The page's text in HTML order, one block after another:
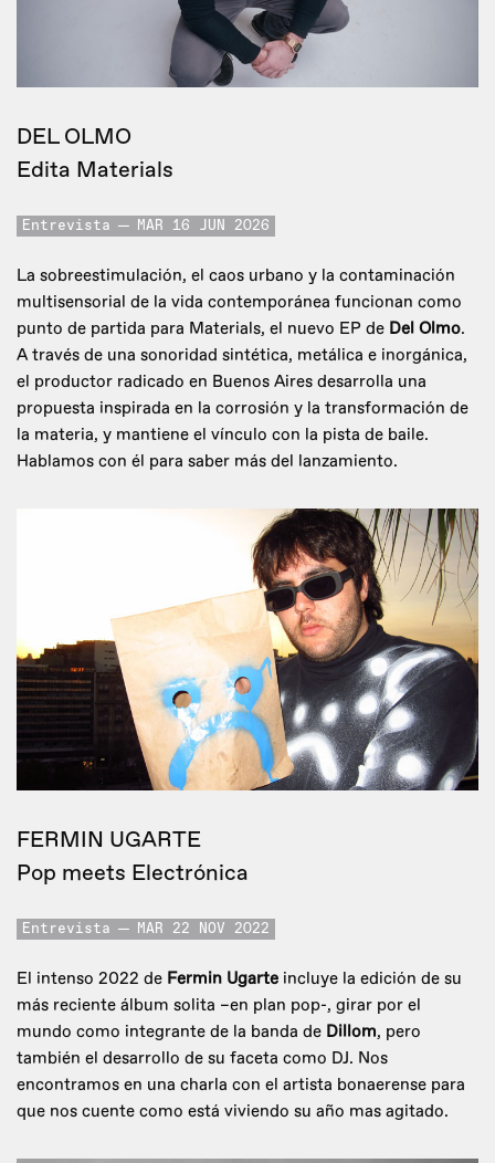
DEL OLMO
Edita Materials
Entrevista MAR 16 JUN 2026
La sobreestimulación, el caos urbano y la contaminación
multisensorial de la vida contemporánea funcionan como
punto de partida para Materials, el nuevo EP de Del Olmo.
A través de una sonoridad sintética, metálica e inorgánica,
el productor radicado en Buenos Aires desarrolla una
propuesta inspirada en la corrosión y la transformación de
la materia, y mantiene el vínculo con la pista de baile.
Hablamos con él para saber más del lanzamiento.
FERMIN UGARTE
Pop meets Electrónica
Entrevista MAR 22 NOV 2022
El intenso 2022 de Fermin Ugarte incluye la edición de su
más reciente álbum solita –en plan pop-, girar por el
mundo como integrante de la banda de Dillom, pero
también el desarrollo de su faceta como DJ. Nos
encontramos en una charla con el artista bonaerense para
que nos cuente como está viviendo su año mas agitado.